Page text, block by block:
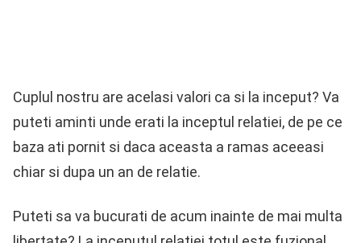
Cuplul nostru are acelasi valori ca si la inceput? Va
puteti aminti unde erati la inceptul relatiei, de pe ce
baza ati pornit si daca aceasta a ramas aceeasi
chiar si dupa un an de relatie.
Puteti sa va bucurati de acum inainte de mai multa